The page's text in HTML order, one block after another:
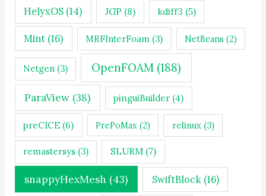
HelyxOS (14) JGP (8) kdiff3 (5)
Mint (16) MRFInterFoam (3) NetBeans (2)
Netgen(3) OpenFOAM (188)
ParaView (38) pinguiBuilder (4)
preCICE (6) PrePoMax (2) relinux(3)
remastersys(3) SLURM (7)
snappyHexMesh (43) SwiftBlock (16)